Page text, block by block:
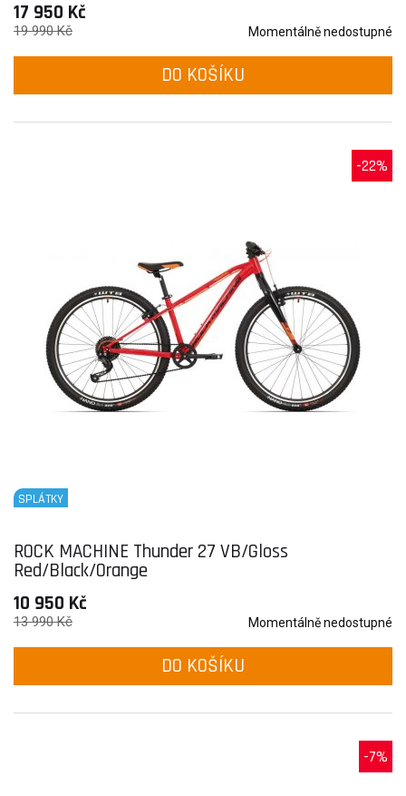
17 950 Kč
Momentálně nedostupné
19 990 Kč
DO KOŠÍKU
-22%
SPLÁTKY
ROCK MACHINE Thunder 27 VB/Gloss
Red/Black/Orange
10 950 Kč
Momentálně nedostupné
13 990 Kč
DO KOŠÍKU
-7%